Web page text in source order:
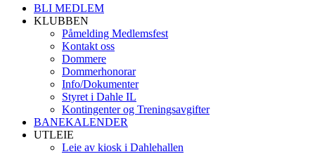
BLI MEDLEM
KLUBBEN
Påmelding Medlemsfest
Kontakt oss
Dommere
Dommerhonorar
Info/Dokumenter
Styret i Dahle IL
Kontingenter og Treningsavgifter
BANEKALENDER
UTLEIE
Leie av kiosk i Dahlehallen